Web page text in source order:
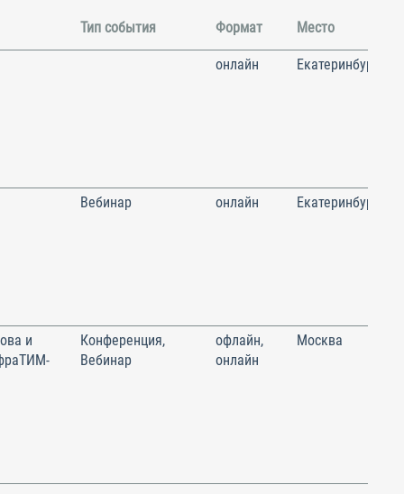
Тип события Формат Место
онлайн Екатеринбург
Вебинар онлайн Екатеринбург
и
Конференция,
Вебинар
офлайн,
онлайн
Москва